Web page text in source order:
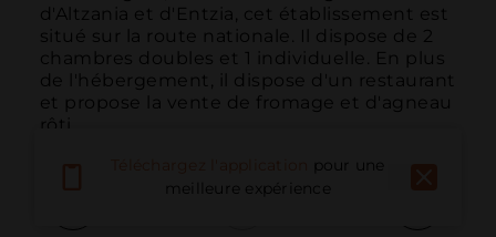
d'Altzania et d'Entzia, cet établissement est
situé sur la route nationale. Il dispose de 2
chambres doubles et 1 individuelle. En plus
de l'hébergement, il dispose d'un restaurant
et propose la vente de fromage et d'agneau
rôti.
pour une
meilleure expérience